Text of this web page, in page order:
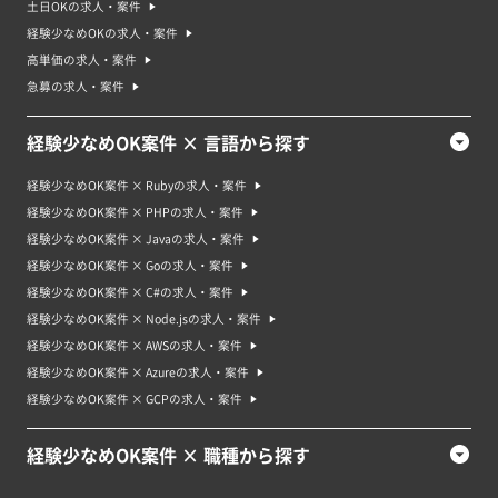
土日OKの求人・案件
経験少なめOKの求人・案件
高単価の求人・案件
急募の求人・案件
経験少なめOK案件 × 言語から探す
経験少なめOK案件 × Rubyの求人・案件
経験少なめOK案件 × PHPの求人・案件
経験少なめOK案件 × Javaの求人・案件
経験少なめOK案件 × Goの求人・案件
経験少なめOK案件 × C#の求人・案件
経験少なめOK案件 × Node.jsの求人・案件
経験少なめOK案件 × AWSの求人・案件
経験少なめOK案件 × Azureの求人・案件
経験少なめOK案件 × GCPの求人・案件
経験少なめOK案件 × 職種から探す